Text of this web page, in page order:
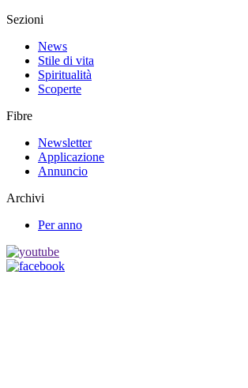
Sezioni
News
Stile di vita
Spiritualità
Scoperte
Fibre
Newsletter
Applicazione
Annuncio
Archivi
Per anno